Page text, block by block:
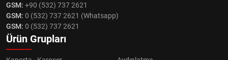
GSM: +90 (532) 737 2621
GSM: 0 (532) 737 2621 (Whatsapp)
GSM: 0 (532) 737 2621
Ürün Grupları